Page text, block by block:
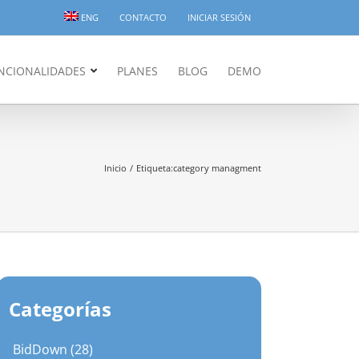
ENG CONTACTO INICIAR SESIÓN
PLANES BLOG DEMO
Inicio Etiqueta:category managment
Categorías
BidDown (28)